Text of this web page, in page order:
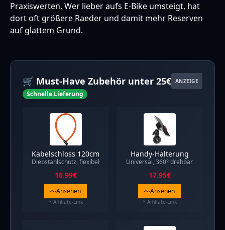
Praxiswerten. Wer lieber aufs E-Bike umsteigt, hat
dort oft größere Raeder und damit mehr Reserven
auf glattem Grund.
🛒 Must-Have Zubehör unter 25€ ANZEIGE
Schnelle Lieferung
Kabelschloss 120cm
Diebstahlschutz, flexibel
16.99€
Ansehen
* Affiliate-Link
Handy-Halterung
Universal, 360° drehbar
17.95€
Ansehen
* Affiliate-Link